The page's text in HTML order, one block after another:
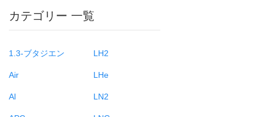
カテゴリー 一覧
1.3-ブタジエン
Air
Al
LH2
LHe
LN2